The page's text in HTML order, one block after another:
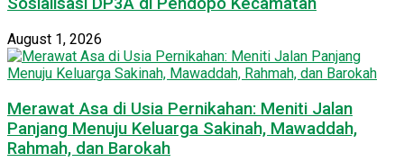
August 1, 2026
Merawat Asa di Usia Pernikahan: Meniti Jalan
Panjang Menuju Keluarga Sakinah, Mawaddah,
Rahmah, dan Barokah